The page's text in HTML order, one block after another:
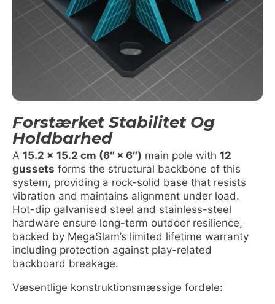
Forstærket Stabilitet Og
Holdbarhed
A 15.2 x 15.2 cm (6″ × 6″) main pole with 12
gussets forms the structural backbone of this
system, providing a rock-solid base that resists
vibration and maintains alignment under load.
Hot-dip galvanised steel and stainless-steel
hardware ensure long-term outdoor resilience,
backed by MegaSlam’s limited lifetime warranty
including protection against play-related
backboard breakage.
Væsentlige konstruktionsmæssige fordele: